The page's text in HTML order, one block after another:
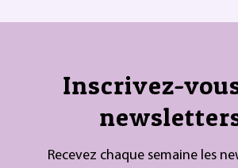
Inscrivez-
Recevez chaque semaine les